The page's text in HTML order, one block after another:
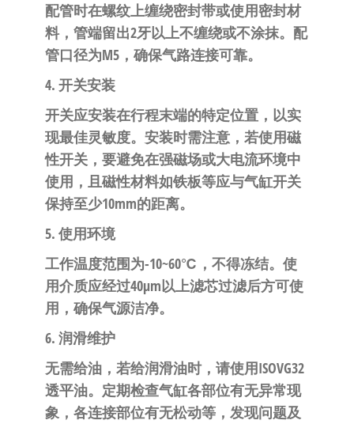
配管时在螺纹上缠绕密封带或使用密封材
料，管端留出2牙以上不缠绕或不涂抹。配
管口径为M5，确保气路连接可靠。
4. 开关安装
开关应安装在行程末端的特定位置，以实
现最佳灵敏度。安装时需注意，若使用磁
性开关，要避免在强磁场或大电流环境中
使用，且磁性材料如铁板等应与气缸开关
保持至少10mm的距离。
5. 使用环境
工作温度范围为-10~60℃，不得冻结。使
用介质应经过40μm以上滤芯过滤后方可使
用，确保气源洁净。
6. 润滑维护
无需给油，若给润滑油时，请使用ISOVG32
透平油。定期检查气缸各部位有无异常现
象，各连接部位有无松动等，发现问题及